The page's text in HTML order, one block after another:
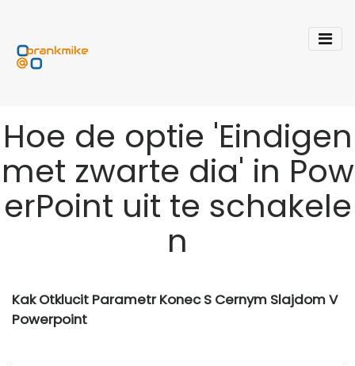
Hoe de optie 'Eindigen
met zwarte dia' in Pow
erPoint uit te schakele
n
Kak Otklucit Parametr Konec S Cernym Slajdom V
Powerpoint